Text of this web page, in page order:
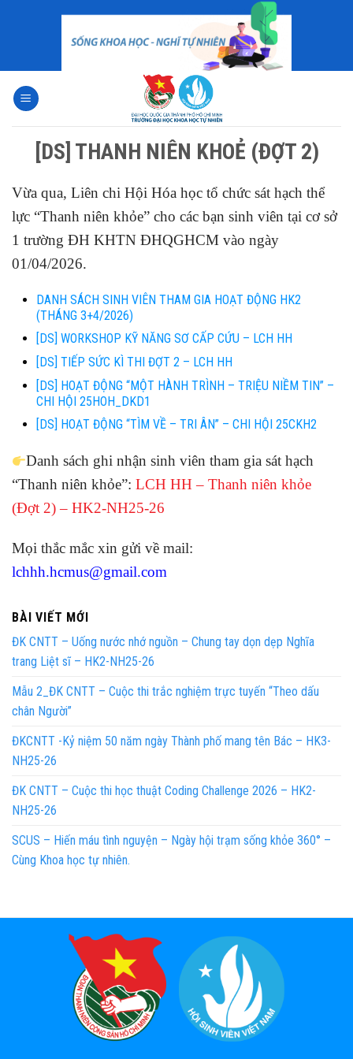
[DS] THANH NIÊN KHOẺ (ĐỢT 2)
Vừa qua, Liên chi Hội Hóa học tổ chức sát hạch thể
lực “Thanh niên khỏe” cho các bạn sinh viên tại cơ sở
1 trường ĐH KHTN ĐHQGHCM vào ngày
01/04/2026.
DANH SÁCH SINH VIÊN THAM GIA HOẠT ĐỘNG HK2
(THÁNG 3+4/2026)
[DS] WORKSHOP KỸ NĂNG SƠ CẤP CỨU – LCH HH
[DS] TIẾP SỨC KÌ THI ĐỢT 2 – LCH HH
[DS] HOẠT ĐỘNG “MỘT HÀNH TRÌNH – TRIỆU NIỀM TIN” –
CHI HỘI 25HOH_DKD1
[DS] HOẠT ĐỘNG “TÌM VỀ – TRI ÂN” – CHI HỘI 25CKH2
Danh sách ghi nhận sinh viên tham gia sát hạch
“Thanh niên khỏe”: LCH HH – Thanh niên khỏe
(Đợt 2) – HK2-NH25-26
Mọi thắc mắc xin gửi về mail:
lchhh.hcmus@gmail.com
BÀI VIẾT MỚI
ĐK CNTT – Uống nước nhớ nguồn – Chung tay dọn dẹp Nghĩa
trang Liệt sĩ – HK2-NH25-26
Mẫu 2_ĐK CNTT – Cuộc thi trắc nghiệm trực tuyến “Theo dấu
chân Người”
ĐKCNTT -Kỷ niệm 50 năm ngày Thành phố mang tên Bác – HK3-
NH25-26
ĐK CNTT – Cuộc thi học thuật Coding Challenge 2026 – HK2-
NH25-26
SCUS – Hiến máu tình nguyện – Ngày hội trạm sống khỏe 360° –
Cùng Khoa học tự nhiên.